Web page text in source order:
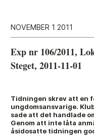
Medieetikens historia
De senaste besluten
Från anmälan till
NOVEMBER 1 2011
Exp nr 106/2011,
Steget, 2011-11-01
Tidningen skrev att en
ungdomsansvarige.
sade att det handlade
Genom att inte låta
åsidosatte tidningen